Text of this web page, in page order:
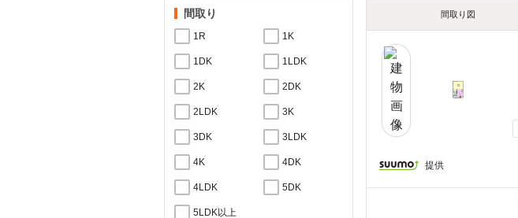
間取り
1R 1K
1DK 1LDK
2K 2DK
2LDK 3K
3DK 3LDK
4K 4DK
4LDK 5DK
5LDK以上
間取り図
提供